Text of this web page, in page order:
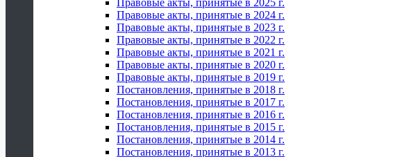
Правовые акты, принятые в 2025 г.
Правовые акты, принятые в 2024 г.
Правовые акты, принятые в 2023 г.
Правовые акты, принятые в 2022 г.
Правовые акты, принятые в 2021 г.
Правовые акты, принятые в 2020 г.
Правовые акты, принятые в 2019 г.
Постановления, принятые в 2018 г.
Постановления, принятые в 2017 г.
Постановления, принятые в 2016 г.
Постановления, принятые в 2015 г.
Постановления, принятые в 2014 г.
Постановления, принятые в 2013 г.